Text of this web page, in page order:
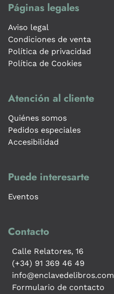
Páginas legales
Aviso legal
Condiciones de venta
Política de privacidad
Política de Cookies
Atención al cliente
Quiénes somos
Pedidos especiales
Accesibilidad
Puede interesarte
Eventos
Contacto
Calle Relatores, 16
(+34) 91 369 46 49
info@enclavedelibros.com
Formulario de contacto